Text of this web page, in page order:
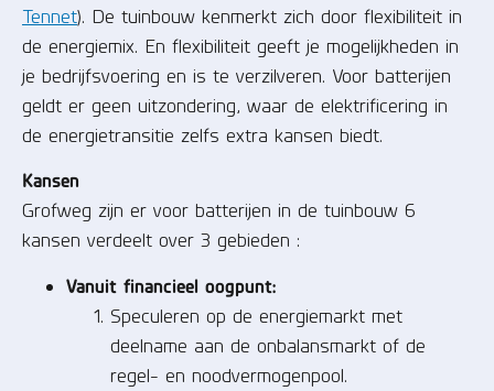
Tennet). De tuinbouw kenmerkt zich door flexibiliteit in
de energiemix. En flexibiliteit geeft je mogelijkheden in
je bedrijfsvoering en is te verzilveren. Voor batterijen
geldt er geen uitzondering, waar de elektrificering in
de energietransitie zelfs extra kansen biedt.
Kansen
Grofweg zijn er voor batterijen in de tuinbouw 6
kansen verdeelt over 3 gebieden :
Vanuit financieel oogpunt:
Speculeren op de energiemarkt met
deelname aan de onbalansmarkt of de
regel- en noodvermogenpool.